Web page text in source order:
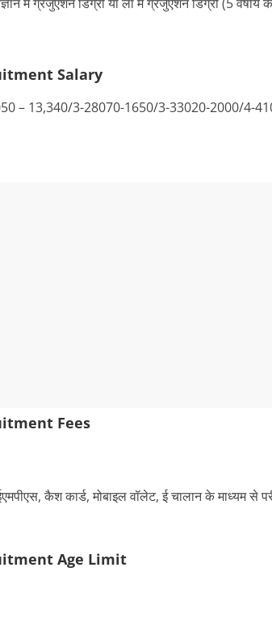
Salary
– 13,340/3-28070-1650/3-33020-2000/4-
Fees
कैश कार्ड, मोबाइल वॉलेट, ई चालान के माध्यम से
Age Limit